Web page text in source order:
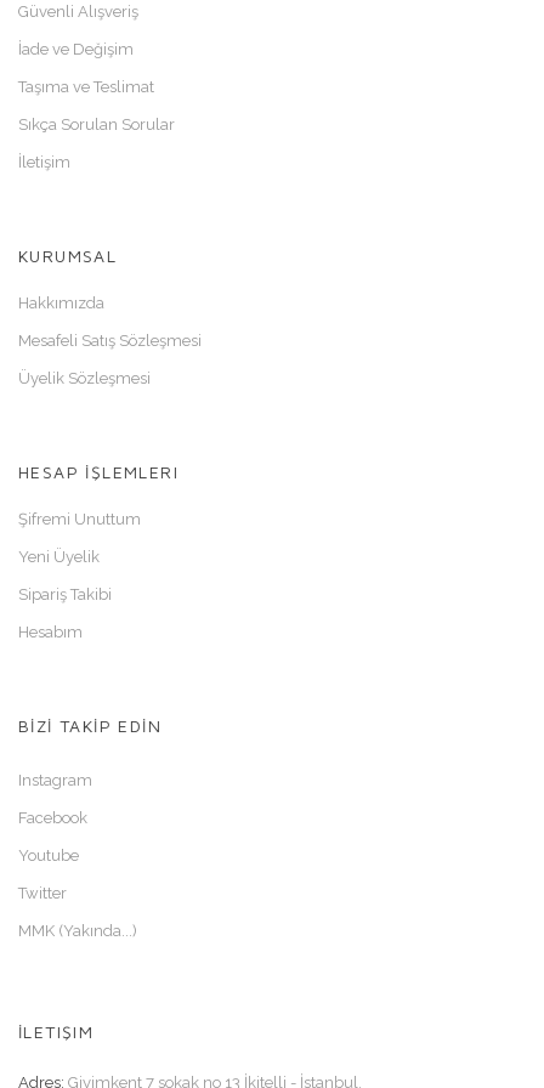
Güvenli Alışveriş
İade ve Değişim
Taşıma ve Teslimat
Sıkça Sorulan Sorular
İletişim
KURUMSAL
Hakkımızda
Mesafeli Satış Sözleşmesi
Üyelik Sözleşmesi
HESAP İŞLEMLERI
Şifremi Unuttum
Yeni Üyelik
Sipariş Takibi
Hesabım
BİZİ TAKİP EDİN
Instagram
Facebook
Youtube
Twitter
MMK (Yakında...)
İLETIŞIM
Adres: Giyimkent 7 sokak no 13 İkitelli - İstanbul.